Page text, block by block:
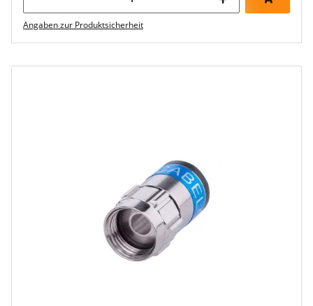
Angaben zur Produktsicherheit